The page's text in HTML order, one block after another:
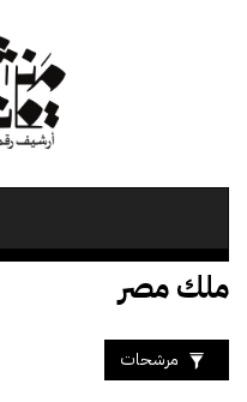
ملك مصر
مرشحات